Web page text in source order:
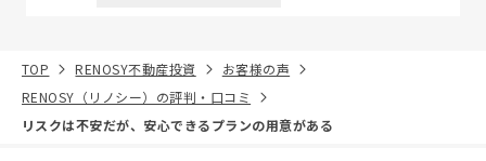
TOP RENOSY不動産投資
お客様の声
RENOSY（リノシー）の評判・口コミ
リスクは不安だが、安心できるプランの用意がある